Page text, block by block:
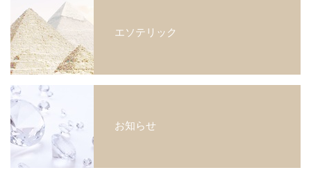
エソテリック
お知らせ